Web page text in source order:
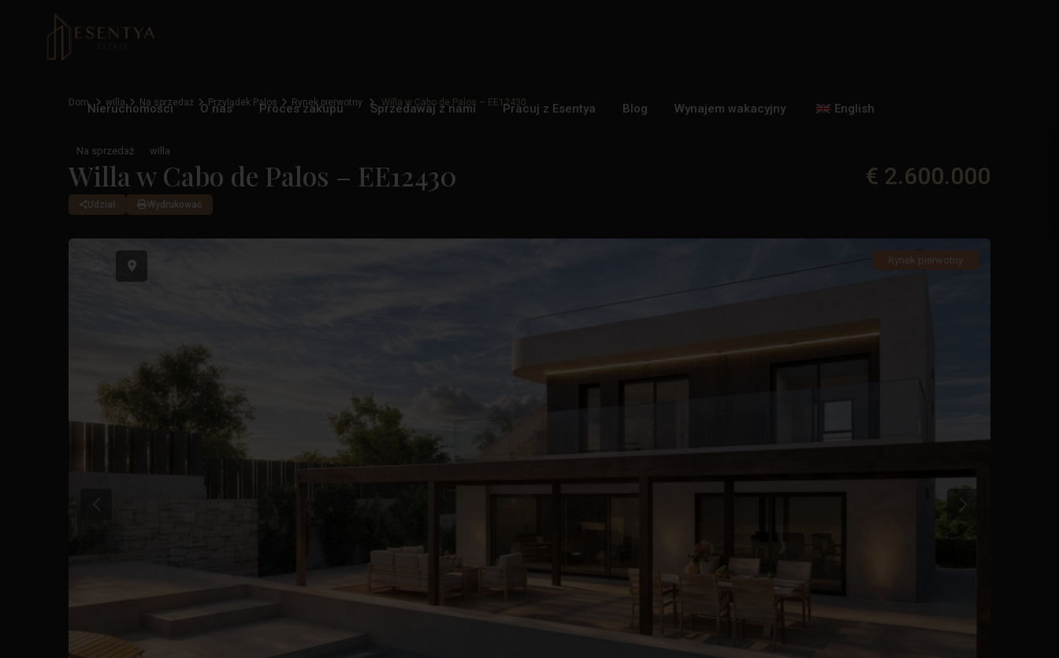
Nieruchomości O nas Proces zakupu Sprzedawaj z nami Pracuj z Esentya Blog Wynajem wakacyjny English
Dom willa Na sprzedaż Przylądek Palos Rynek pierwotny Willa w Cabo de Palos – EE12430
Na sprzedaż willa
Willa w Cabo de Palos – EE12430 € 2.600.000
Udział Wydrukować
Rynek pierwotny
Poprzedni Poprzedni